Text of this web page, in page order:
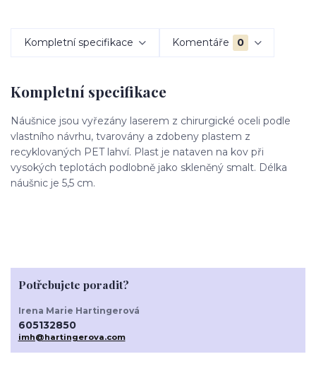
Kompletní specifikace Komentáře 0
Kompletní specifikace
Náušnice jsou vyřezány laserem z chirurgické oceli podle
vlastního návrhu, tvarovány a zdobeny plastem z
recyklovaných PET lahví. Plast je nataven na kov při
vysokých teplotách podlobně jako skleněný smalt. Délka
náušnic je 5,5 cm.
Potřebujete poradit?
Irena Marie Hartingerová
605132850
imh@hartingerova.com